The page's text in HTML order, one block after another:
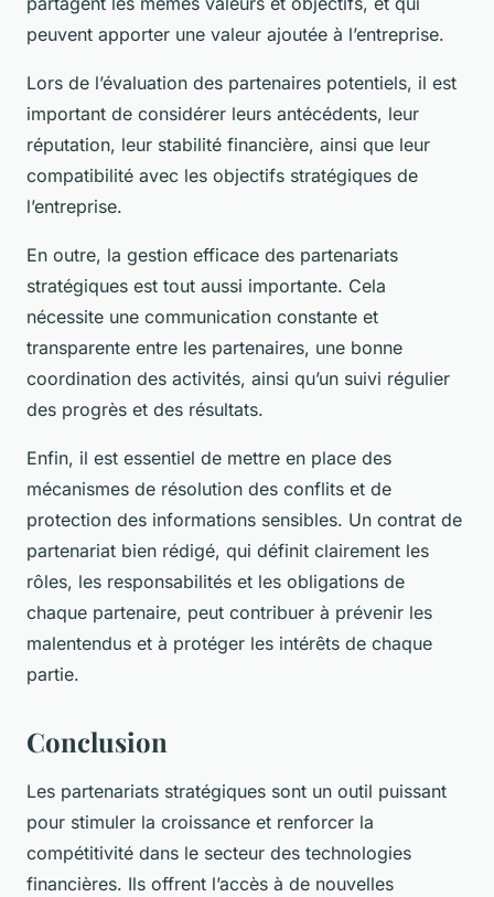
peuvent apporter une valeur ajoutée à l’entreprise.
Lors de l’évaluation des partenaires potentiels, il est
important de considérer leurs antécédents, leur
réputation, leur stabilité financière, ainsi que leur
compatibilité avec les objectifs stratégiques de
l’entreprise.
En outre, la gestion efficace des partenariats
stratégiques est tout aussi importante. Cela
nécessite une communication constante et
transparente entre les partenaires, une bonne
coordination des activités, ainsi qu’un suivi régulier
des progrès et des résultats.
Enfin, il est essentiel de mettre en place des
mécanismes de résolution des conflits et de
protection des informations sensibles. Un contrat de
partenariat bien rédigé, qui définit clairement les
rôles, les responsabilités et les obligations de
chaque partenaire, peut contribuer à prévenir les
malentendus et à protéger les intérêts de chaque
partie.
Conclusion
Les partenariats stratégiques sont un outil puissant
pour stimuler la croissance et renforcer la
compétitivité dans le secteur des technologies
financières. Ils offrent l’accès à de nouvelles